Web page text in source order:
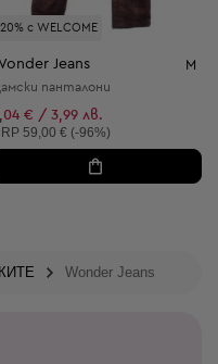
с WELCOME
Jeans M
панталони
€ / 3,99 лв.
цена:
59,00 € (-96%)
Wonder Jeans